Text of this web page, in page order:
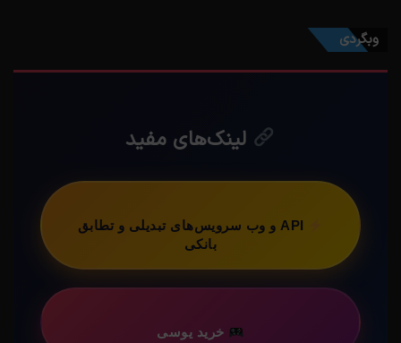
وبگردی
لینک‌های مفید
API و وب سرویس‌های تبدیلی و تطابق
بانکی
خرید یوسی